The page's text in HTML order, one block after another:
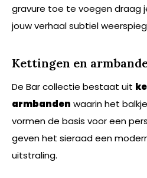
gravure toe te voegen draag
jouw verhaal subtiel
Kettingen en
De Bar collectie bestaat uit
armbanden waarin het
vormen de basis voor een
geven het sieraad een
uitstraling.